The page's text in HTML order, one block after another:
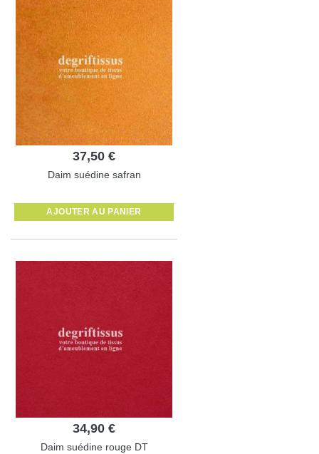
37,50 €
Daim suédine safran
AJOUTER AU PANIER
34,90 €
Daim suédine rouge DT